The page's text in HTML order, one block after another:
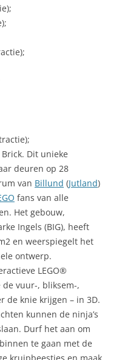
Dit unieke
deuren op 28
van Billund (Jutland)
fans van alle
Het gebouw,
Ingels (BIG), heeft
en weerspiegelt het
ontwerp.
LEGO®
de vuur-, bliksem-,
de knie krijgen – in 3D.
kunnen de ninja’s
Durf het aan om
te gaan met de